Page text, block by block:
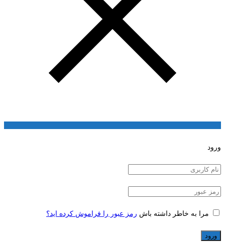
ورود
مرا به خاطر داشته باش رمز عبور را فراموش کرده اید؟